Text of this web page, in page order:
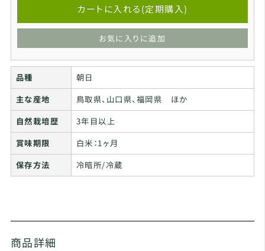
カートに入れる(定期購入)
お気に入りに追加
品種
朝日
主な産地
鳥取県、山口県、福岡県 ほか
自然栽培歴
3年目以上
賞味期限
白米：1ヶ月
保存方法
冷暗所/冷蔵
商品詳細